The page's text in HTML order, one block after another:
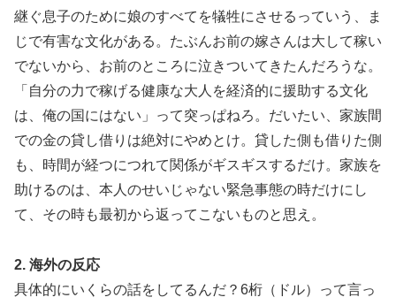
継ぐ息子のために娘のすべてを犠牲にさせるっていう、ま
じで有害な文化がある。たぶんお前の嫁さんは大して稼い
でないから、お前のところに泣きついてきたんだろうな。
「自分の力で稼げる健康な大人を経済的に援助する文化
は、俺の国にはない」って突っぱねろ。だいたい、家族間
での金の貸し借りは絶対にやめとけ。貸した側も借りた側
も、時間が経つにつれて関係がギスギスするだけ。家族を
助けるのは、本人のせいじゃない緊急事態の時だけにし
て、その時も最初から返ってこないものと思え。
2. 海外の反応
具体的にいくらの話をしてるんだ？6桁（ドル）って言っ